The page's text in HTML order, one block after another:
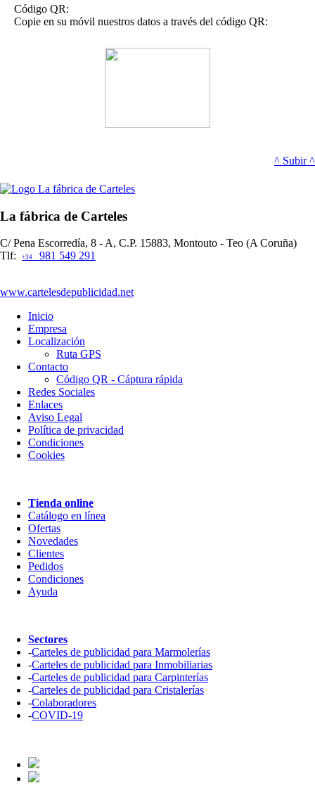
Código QR:
Copie en su móvil nuestros datos a través del código QR:
^ Subir ^
La fábrica de Carteles
C/ Pena Escorredía, 8 - A, C.P. 15883, Montouto - Teo (A Coruña)
Tlf:
+34 981 549 291
www.cartelesdepublicidad.net
Inicio
Empresa
Localización
Ruta GPS
Contacto
Código QR - Cáptura rápida
Redes Sociales
Enlaces
Aviso Legal
Política de privacidad
Condiciones
Cookies
Tienda online
Catálogo en línea
Ofertas
Novedades
Clientes
Pedidos
Condiciones
Ayuda
Sectores
-Carteles de publicidad para Marmolerías
-Carteles de publicidad para Inmobiliarias
-Carteles de publicidad para Carpinterías
-Carteles de publicidad para Cristalerías
-Colaboradores
-COVID-19